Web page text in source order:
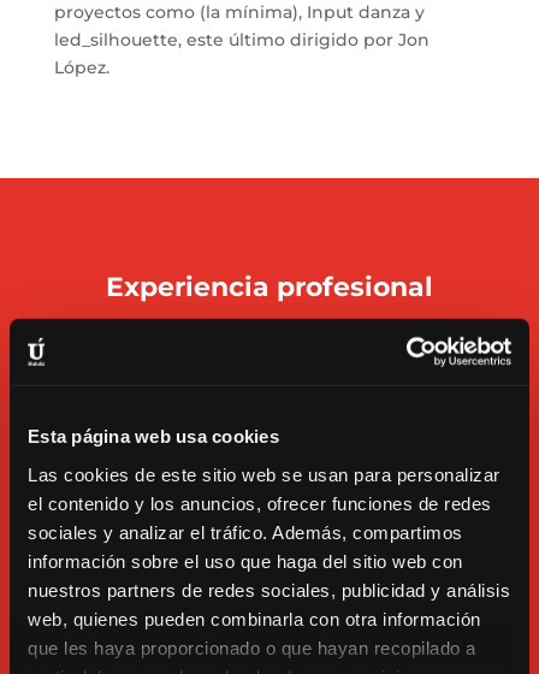
Esta página web usa cookies
Las cookies de este sitio web se usan para personalizar
el contenido y los anuncios, ofrecer funciones de redes
sociales y analizar el tráfico. Además, compartimos
información sobre el uso que haga del sitio web con
nuestros partners de redes sociales, publicidad y análisis
web, quienes pueden combinarla con otra información
que les haya proporcionado o que hayan recopilado a
proyectos como (la mínima), Input danza y
led_silhouette, este último dirigido por Jon
López.
Experiencia profesional
Contemporánea del Instituto Tecnológico de
Monterrey (Puebla, México).
2007-2008 Miembro de la compañía Sisti,
dirigida por el profesor Carlos Tapia Sisti,
(México).
2010 Aceptado en el Real Conservatorio
Profesional de Danza Mariemma.Se traslada a la
ciudad de Madrid y comienza los estudios de